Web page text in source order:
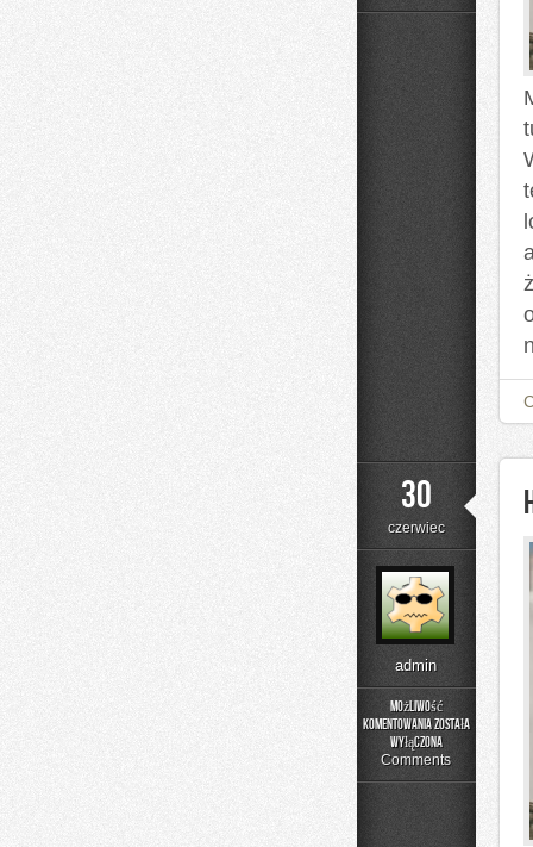
30
czerwiec
admin
Możliwość
komentowania
Historia
Przemysłu
została
wyłączona
Comments